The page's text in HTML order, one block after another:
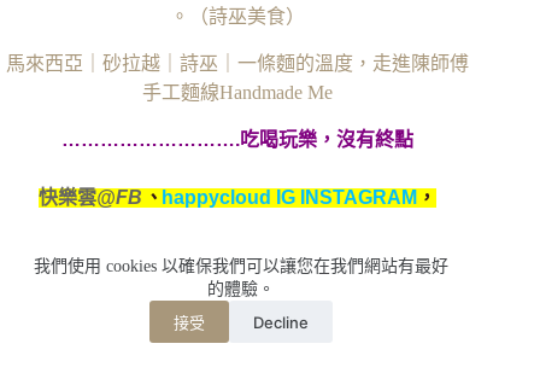
我們使用 cookies 以確保我們可以讓您在我們網站有最好
的體驗。
接受 Decline
。（詩巫美食）
馬來西亞｜砂拉越｜詩巫｜一條麵的溫度，走進陳師傅
手工麵線Handmade Me
……………………….吃喝玩樂，沒有終點
快樂雲@FB 、 happycloud IG INSTAGRAM ，
按個讚，大家一起在全世界打卡